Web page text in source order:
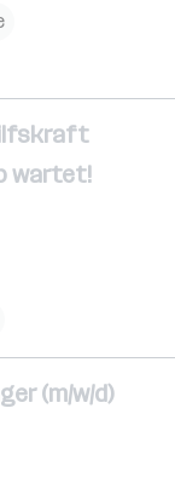
wartet!
(m/w/d)